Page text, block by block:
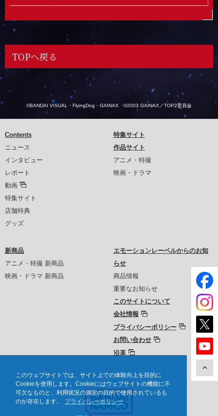
このウェブサイトでは、サイト上での体験向上を目的に
Cookieを使用します。Cookieにはウェブサイトの機能に不
可欠なものと、利用状況の測定の目的で使用されているも
のが存在します。
プライバシーポリシー
TOPへ戻る
©BANDAI VISUAL・FlyingDog・GAINAX ©2003 GAINAX／TOP2委員会
Contents
ニュース
インタビュー
レポート
動画
特集サイト
店舗特典
グッズ
特集サイト
作品サイト
アニメ・特撮
映画・ドラマ
新商品
アニメ・特撮 新商品
映画・ドラマ 新商品
エモーションレーベルからのお知
らせ
商品情報
重要なお知らせ
このサイトについて
会社情報
プライバシーポリシー
お問い合わせ
沿革